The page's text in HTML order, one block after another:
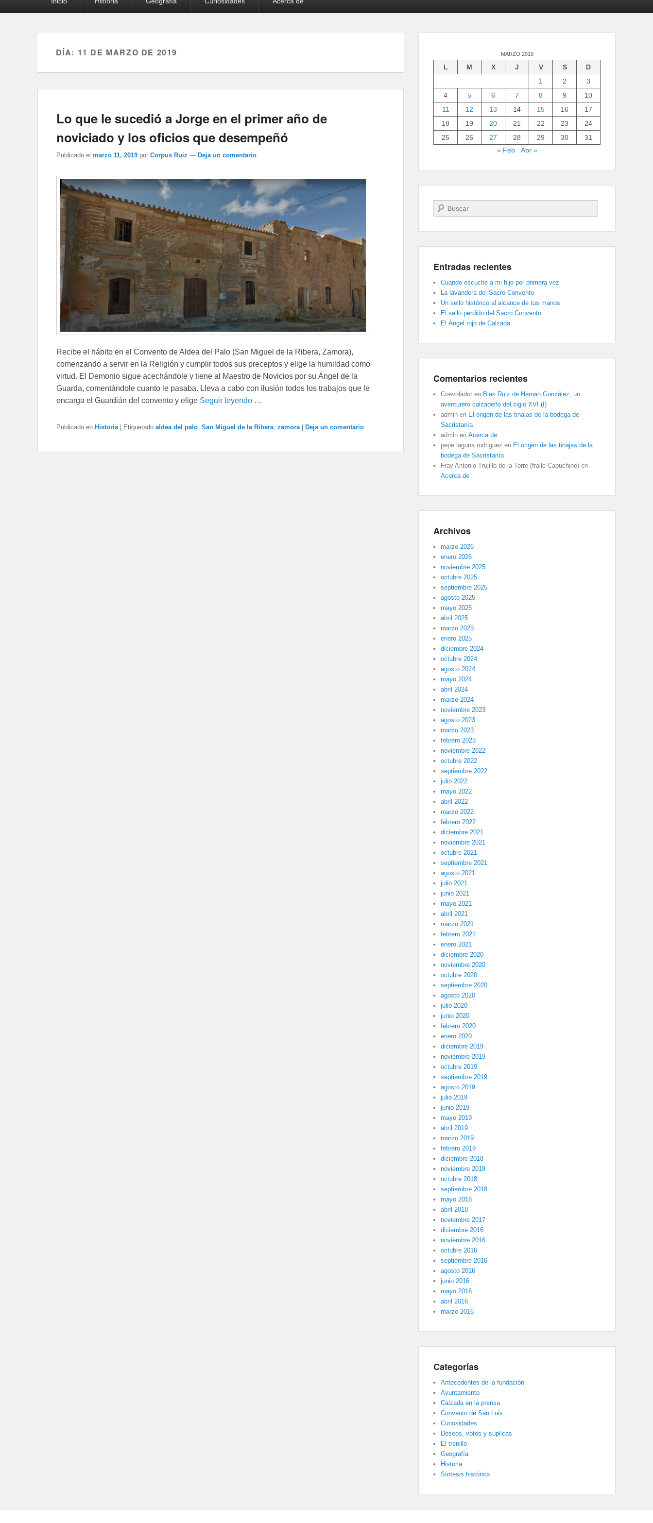
DÍA: 11 DE MARZO DE 2019
Lo que le sucedió a Jorge en el primer año de
noviciado y los oficios que desempeñó
Publicado el marzo 11, 2019 por Corpus Ruiz — Deja un comentario
Recibe el hábito en el Convento de Aldea del Palo (San Miguel de la Ribera, Zamora),
comenzando a servir en la Religión y cumplir todos sus preceptos y elige la humildad como
virtud. El Demonio sigue acechándole y tiene al Maestro de Novicios por su Ángel de la
Guarda, comentándole cuanto le pasaba. Lleva a cabo con ilusión todos los trabajos que le
encarga el Guardián del convento y elige Seguir leyendo …
Publicado en Historia | Etiquetado aldea del palo San Miguel de la Ribera zamora | Deja un comentario
MARZO 2019
L M X J V S
D
1
2
3
4
5 6 7 8 9
10
11
12 13 14 15 16
17
18
19 20 21 22 23
24
25
26 27 28 29 30
31
« Feb
Abr »
Buscar
Entradas recientes
Cuando escuché a mi hijo por primera vez
La lavandera del Sacro Convento
Un sello histórico al alcance de tus manos
El sello perdido del Sacro Convento
El Ángel rojo de Calzada
Comentarios recientes
Coevolador en Blas Ruiz de Hernán González, un
aventurero calzadeño del siglo XVI (I)
admin en El origen de las tinajas de la bodega de
Sacristanía
admin en Acerca de
pepe laguna rodriguez en El origen de las tinajas de la
bodega de Sacristanía
Fray Antonio Trujillo de la Torre (fraile Capuchino) en
Acerca de
Archivos
marzo 2026
enero 2026
noviembre 2025
octubre 2025
septiembre 2025
agosto 2025
mayo 2025
abril 2025
marzo 2025
enero 2025
diciembre 2024
octubre 2024
agosto 2024
mayo 2024
abril 2024
marzo 2024
noviembre 2023
agosto 2023
marzo 2023
febrero 2023
noviembre 2022
octubre 2022
septiembre 2022
julio 2022
mayo 2022
abril 2022
marzo 2022
febrero 2022
diciembre 2021
noviembre 2021
octubre 2021
septiembre 2021
agosto 2021
julio 2021
junio 2021
mayo 2021
abril 2021
marzo 2021
febrero 2021
enero 2021
diciembre 2020
noviembre 2020
octubre 2020
septiembre 2020
agosto 2020
julio 2020
junio 2020
febrero 2020
enero 2020
diciembre 2019
noviembre 2019
octubre 2019
septiembre 2019
agosto 2019
julio 2019
junio 2019
mayo 2019
abril 2019
marzo 2019
febrero 2019
diciembre 2018
noviembre 2018
octubre 2018
septiembre 2018
mayo 2018
abril 2018
noviembre 2017
diciembre 2016
noviembre 2016
octubre 2016
septiembre 2016
agosto 2016
junio 2016
mayo 2016
abril 2016
marzo 2016
Categorías
Antecedentes de la fundación
Ayuntamiento
Calzada en la prensa
Convento de San Luis
Curiosidades
Deseos, votos y súplicas
El trenillo
Geografía
Historia
Síntesis histórica